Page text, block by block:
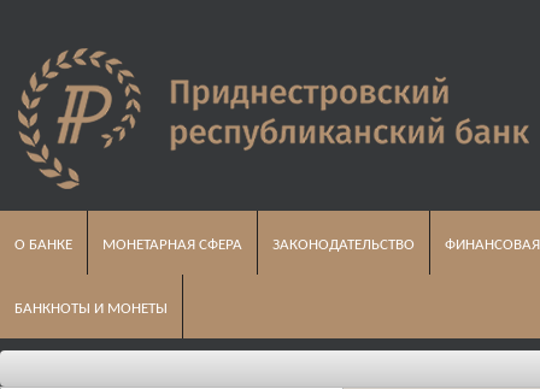
О БАНКЕ МОНЕТАРНАЯ СФЕРА ЗАКОНОДАТЕЛЬСТВО
БАНКНОТЫ И МОНЕТЫ